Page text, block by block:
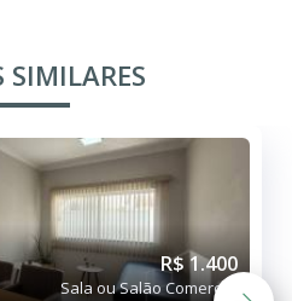
SIMILARES
R$ 1.400
Sala ou Salão Comercial